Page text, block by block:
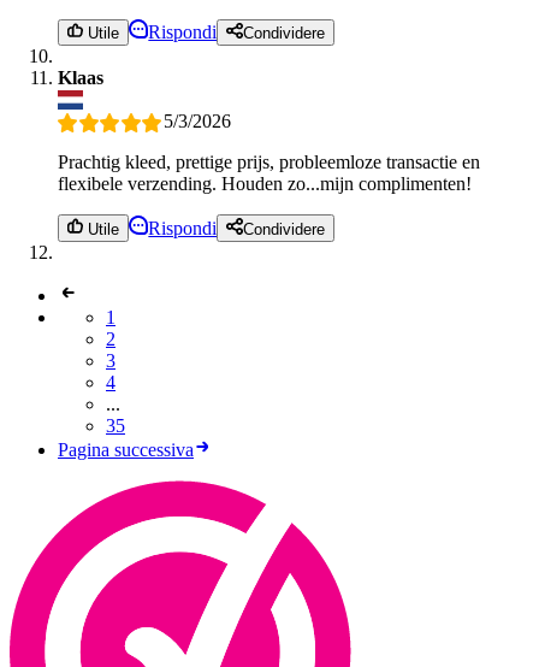
Utile Rispondi Condividere
Klaas
5/3/2026
Prachtig kleed, prettige prijs, probleemloze transactie en
flexibele verzending. Houden zo...mijn complimenten!
Utile Rispondi Condividere
1
2
3
4
...
35
Pagina successiva